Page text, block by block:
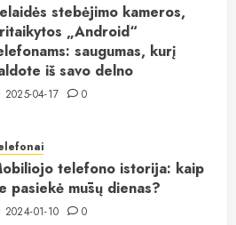
stebėjimo kameros,
„Android“
saugumas, kurį
iš savo delno
2025-04-17 0
telefono istorija: kaip
pasiekė mūsų dienas?
2024-01-10 0